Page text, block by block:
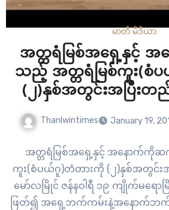
မာတီ မီဒီယာ
အတ္တရံမြစ်အရှေ့နှင့်
သည့် အတ္တရံမြစ်ကူး(စံ
(၂)နှစ်အတွင်းအပြီး
Thanlwintimes January 19,
အတ္တရံမြစ်အရှေ့နှင့် အနောက်ကို
ကူး(စံပယ်ဂူ)တံတားကို (၂)နှစ်အတွင်
မော်လမြိုင် ဇန်နဝါရီ ၁၉ ကျိုက်မရေ
ဖြတ်၍ အရှေ့ဘက်ကမ်းနဲ့အနောက်ဘ